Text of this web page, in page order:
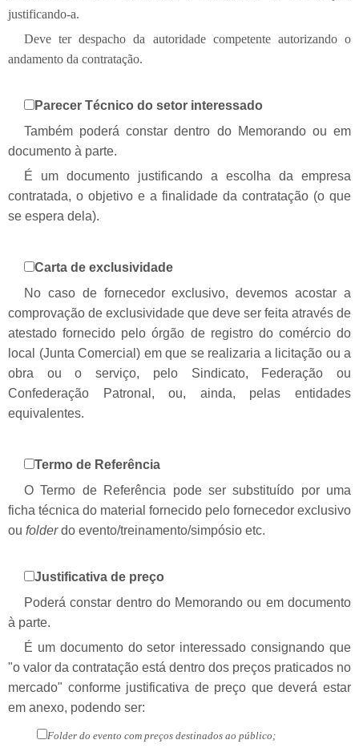
justificando-a.
Deve ter despacho da autoridade competente autorizando o
andamento da contratação.
Parecer Técnico do setor interessado
Também poderá constar dentro do Memorando ou em
documento à parte.
É um documento justificando a escolha da empresa
contratada, o objetivo e a finalidade da contratação (o que
se espera dela).
Carta de exclusividade
No caso de fornecedor exclusivo, devemos acostar a
comprovação de exclusividade que deve ser feita através de
atestado fornecido pelo órgão de registro do comércio do
local (Junta Comercial) em que se realizaria a licitação ou a
obra ou o serviço, pelo Sindicato, Federação ou
Confederação Patronal, ou, ainda, pelas entidades
equivalentes.
Termo de Referência
O Termo de Referência pode ser substituído por uma
ficha técnica do material fornecido pelo fornecedor exclusivo
ou folderdo evento/treinamento/simpósio etc.
Justificativa de preço
Poderá constar dentro do Memorando ou em documento
à parte.
É um documento do setor interessado consignando que
"o valor da contratação está dentro dos preços praticados no
mercado" conforme justificativa de preço que deverá estar
em anexo, podendo ser:
Folder do evento com preços destinados ao público;